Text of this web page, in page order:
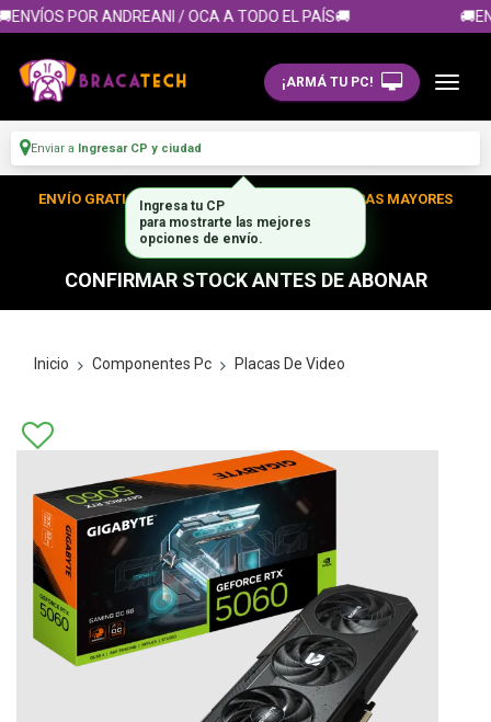
POR ANDREANI / OCA A TODO EL PAÍS🚚
¡ARMÁ TU PC!
Enviar a Ingresar CP y ciudad
ENVÍO GRATIS DENTRO DE CABA EN TUS COMPRAS MAYORES
A $300.000
CONFIRMAR STOCK ANTES DE ABONAR
Inicio Componentes Pc Placas De Video
Ingresa tu CP
para mostrarte las mejores
opciones de envío.